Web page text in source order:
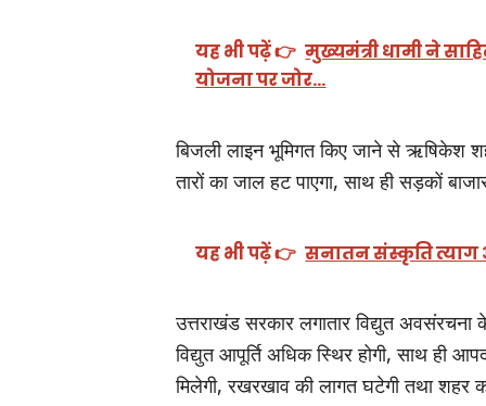
यह भी पढ़ें 👉 मुख्यमंत्री धामी ने
योजना पर जोर…
बिजली लाइन भूमिगत किए जाने से ऋषिकेश
तारों का जाल हट पाएगा, साथ ही सड़कों
यह भी पढ़ें 👉 सनातन संस्कृति त्याग
उत्तराखंड सरकार लगातार विद्युत
विद्युत आपूर्ति अधिक स्थिर होगी, साथ ही
मिलेगी, रखरखाव की लागत घटेगी तथा शहर